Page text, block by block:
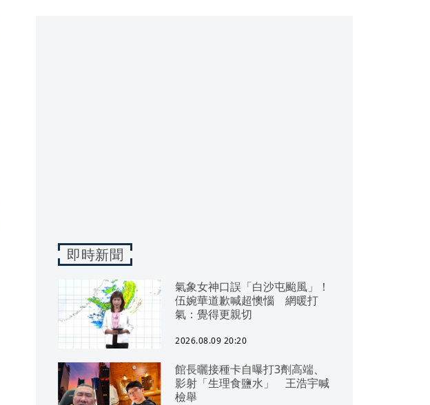
即時新聞
氣象女神口誤「白沙屯颱風」！
伍婉華道歉喊超懊惱 網暖打
氣：覺得更親切
2026.08.09 20:20
館長曬接種卡自曝打3劑高端、
影射「生理食鹽水」 王浩宇喊
檢舉